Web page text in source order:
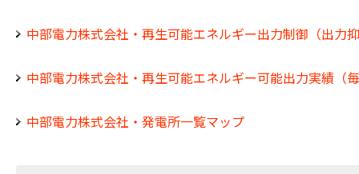
中部電力株式会社・再生可能エネルギー出力制御（出力
中部電力株式会社・再生可能エネルギー可能出力実績（
中部電力株式会社・発電所一覧マップ